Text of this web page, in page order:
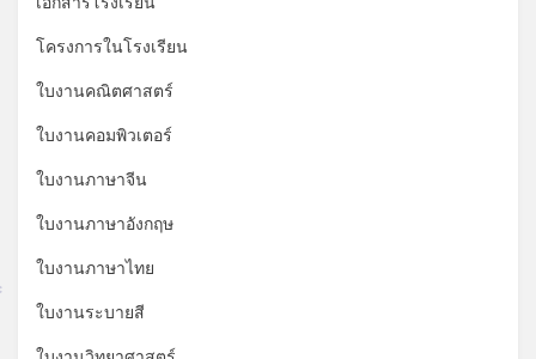
โครงการในโรงเรียน
ใบงานคณิตศาสตร์
ใบงานคอมพิวเตอร์
ใบงานภาษาจีน
ใบงานภาษาอังกฤษ
ใบงานภาษาไทย
ใบงานระบายสี